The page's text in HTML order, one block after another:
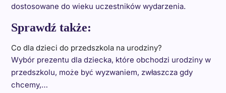
dostosowane do wieku uczestników wydarzenia.
Sprawdź także:
Co dla dzieci do przedszkola na urodziny?
Wybór prezentu dla dziecka, które obchodzi urodziny w
przedszkolu, może być wyzwaniem, zwłaszcza gdy
chcemy,…